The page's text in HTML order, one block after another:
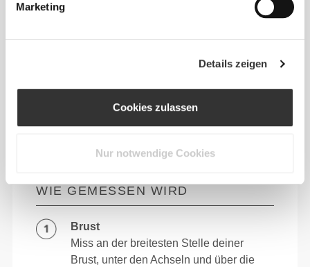
Marketing
Details zeigen
Cookies zulassen
Nur notwendige Cookies
WIE GEMESSEN WIRD
Brust
Miss an der breitesten Stelle deiner
Brust, unter den Achseln und über die